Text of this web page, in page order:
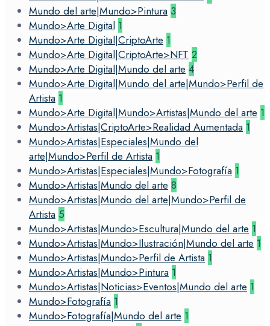
Mundo del arte|Mundo>Pintura 3
Mundo>Arte Digital 1
Mundo>Arte Digital|CriptoArte 1
Mundo>Arte Digital|CriptoArte>NFT 2
Mundo>Arte Digital|Mundo del arte 4
Mundo>Arte Digital|Mundo del arte|Mundo>Perfil de
Artista 1
Mundo>Arte Digital|Mundo>Artistas|Mundo del arte 1
Mundo>Artistas|CriptoArte>Realidad Aumentada 1
Mundo>Artistas|Especiales|Mundo del
arte|Mundo>Perfil de Artista 1
Mundo>Artistas|Especiales|Mundo>Fotografía 1
Mundo>Artistas|Mundo del arte 8
Mundo>Artistas|Mundo del arte|Mundo>Perfil de
Artista 5
Mundo>Artistas|Mundo>Escultura|Mundo del arte 1
Mundo>Artistas|Mundo>Ilustración|Mundo del arte 1
Mundo>Artistas|Mundo>Perfil de Artista 1
Mundo>Artistas|Mundo>Pintura 1
Mundo>Artistas|Noticias>Eventos|Mundo del arte 1
Mundo>Fotografía 1
Mundo>Fotografía|Mundo del arte 1